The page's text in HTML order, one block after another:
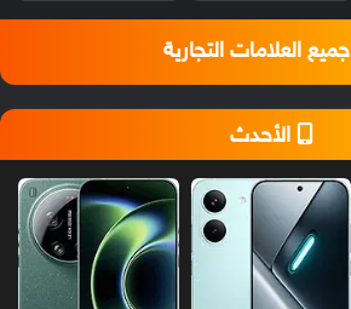
جميع العلامات التجارية
الأحدث